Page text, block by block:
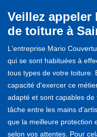
Veillez
de toiture à
L'entreprise Mario
qui se sont habituées à
tous types de votre toiture.
capacité d'exercer ce
adapté et sont capables
tâche entre les mains
que la meilleure protection
selon vos attentes. Pour